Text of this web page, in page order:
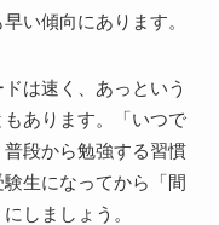
い傾向にあります。
は速く、あっという
あります。「いつで
段から勉強する習慣
生になってから「間
しましょう。